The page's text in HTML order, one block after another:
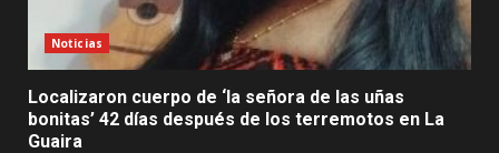
Noticias
Localizaron cuerpo de ‘la señora de las uñas
bonitas’ 42 días después de los terremotos en La
Guaira